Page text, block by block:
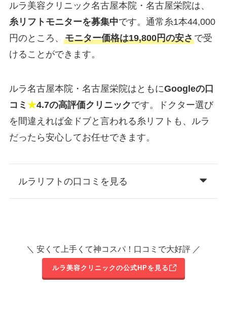
ルラ美容クリニック名古屋本院・名古屋栄院は、
糸リフトモニターを募集中です。通常糸1本44,000
円のところ、 モニター価格は19,800円の安さで受
けることができます。
ルラ名古屋本院・名古屋栄院はともにGoogleの口
コミ ★4.7の高評価クリニックです。ドクター選び
を間違えれば金ドブと言われる糸リフトも、ルラ
だったら安心してお任せできます。
ルラリフトの口コミを見る
＼ 安くて上手くて神コスパ！口コミで大好評 ／
ルラ美容クリニックの公式HPを見る